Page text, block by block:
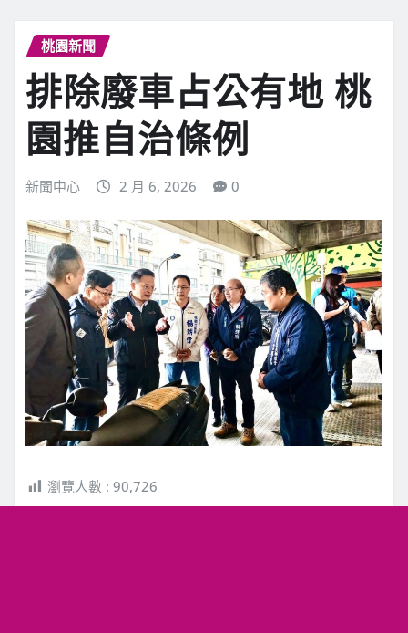
桃園新聞
排除廢車占公有地 桃
園推自治條例
新聞中心 2 月 6, 2026 0
瀏覽人數 : 90,726